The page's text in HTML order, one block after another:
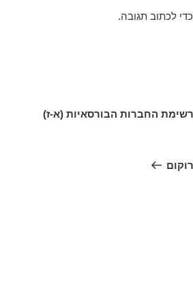
כדי לכתוב תגובה.
רשימת החברות הבורסאיות (א-ז)